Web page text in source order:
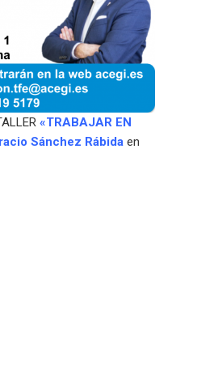
«TRABAJAR EN
Sánchez Rábida en